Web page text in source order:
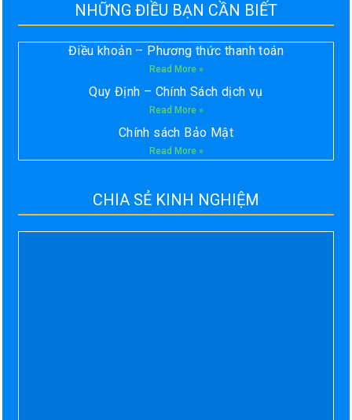
NHỮNG ĐIỀU BẠN CẦN BIẾT
Điều khoản – Phương thức thanh toán
Read More »
Quy Định – Chính Sách dịch vụ
Read More »
Chính sách Bảo Mật
Read More »
CHIA SẺ KINH NGHIỆM